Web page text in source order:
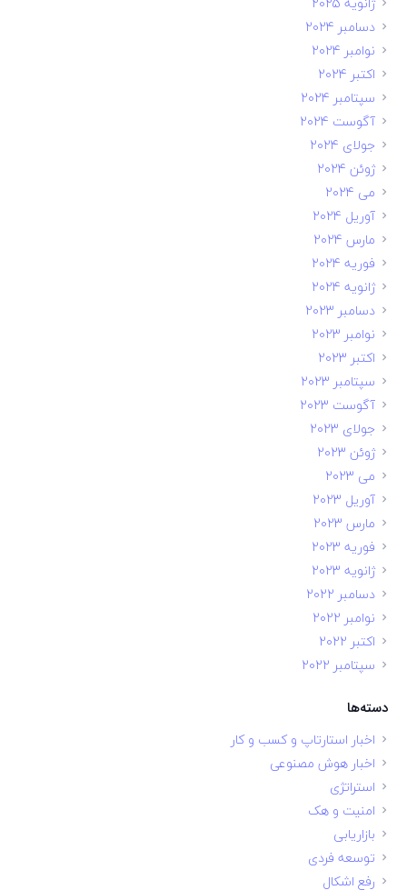
دسامبر 2024
نوامبر 2024
اکتبر 2024
سپتامبر 2024
آگوست 2024
جولای 2024
ژوئن 2024
می 2024
آوریل 2024
مارس 2024
فوریه 2024
ژانویه 2024
دسامبر 2023
نوامبر 2023
اکتبر 2023
سپتامبر 2023
آگوست 2023
جولای 2023
ژوئن 2023
می 2023
آوریل 2023
مارس 2023
فوریه 2023
ژانویه 2023
دسامبر 2022
نوامبر 2022
اکتبر 2022
سپتامبر 2022
دسته‌ها
اخبار استارتاپ و کسب و کار
اخبار هوش مصنوعی
استراتژی
امنیت و هک
بازاریابی
توسعه فردی
رفع اشکال